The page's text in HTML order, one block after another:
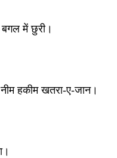
में छुरी।
हकीम खतरा-ए-जान।